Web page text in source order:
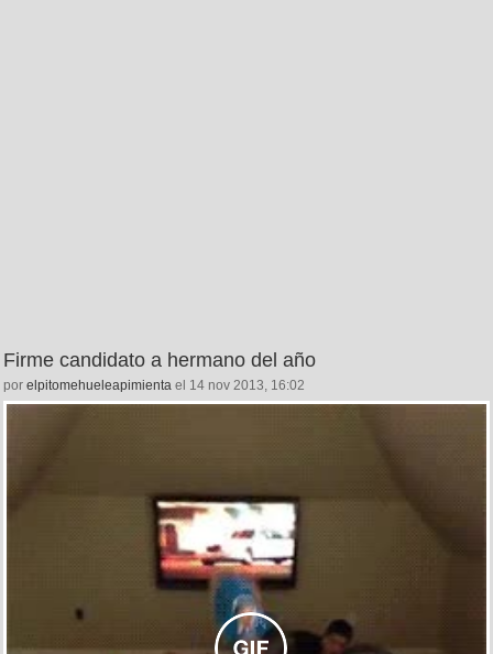
Firme candidato a hermano del año
por elpitomehueleapimienta el 14 nov 2013, 16:02